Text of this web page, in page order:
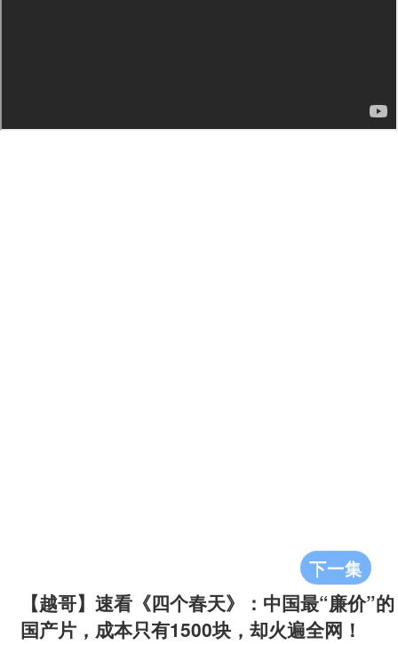
下一集
【越哥】速看《四个春天》：中国最“廉价”的
国产片，成本只有1500块，却火遍全网！